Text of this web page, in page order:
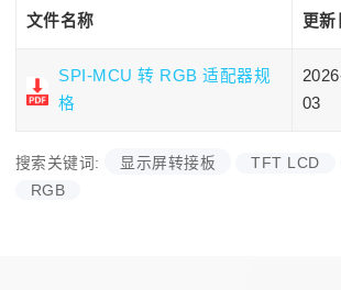
文件名称 更新
SPI-MCU 转 RGB 适配器规
格
03
搜索关键词: 显示屏转接板 TFT LCD
RGB